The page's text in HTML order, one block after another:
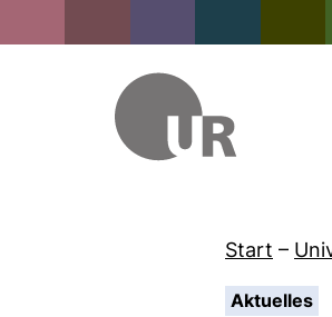
Start –
Aktuelles: